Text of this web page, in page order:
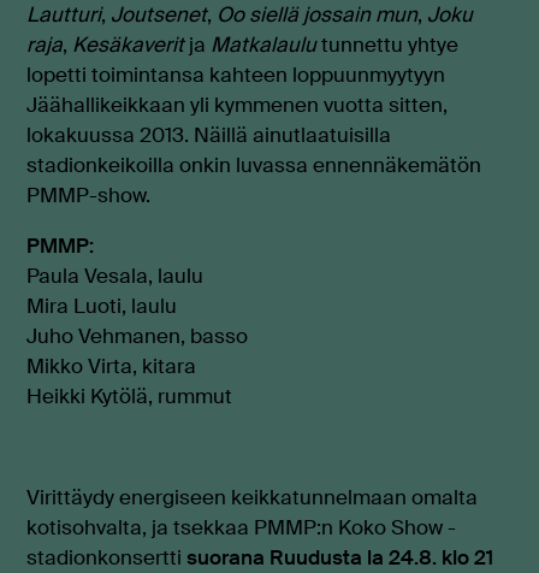
Lautturi, Joutsenet, Oo siellä jossain mun, Joku
raja, Kesäkaveritja Matkalaulutunnettu yhtye
lopetti toimintansa kahteen loppuunmyytyyn
Jäähallikeikkaan yli kymmenen vuotta sitten,
lokakuussa 2013. Näillä ainutlaatuisilla
stadionkeikoilla onkin luvassa ennennäkemätön
PMMP-show.
PMMP:
Paula Vesala, laulu
Mira Luoti, laulu
Juho Vehmanen, basso
Mikko Virta, kitara
Heikki Kytölä, rummut
Virittäydy energiseen keikkatunnelmaan omalta
kotisohvalta, ja tsekkaa PMMP:n Koko Show -
stadionkonsertti suorana Ruudusta la 24.8. klo 21